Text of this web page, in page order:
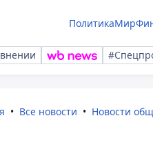
ПолитикаМир
Все новости Новости